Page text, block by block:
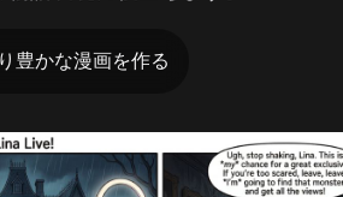
豊かな漫画を作る